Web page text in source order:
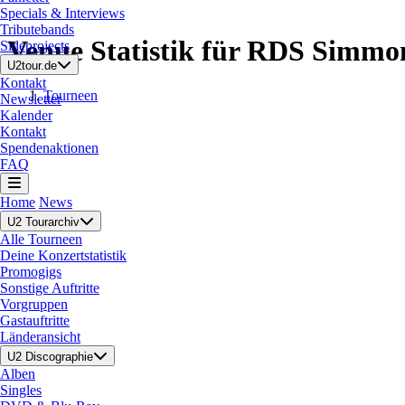
Specials & Interviews
Tributebands
Sideprojects
U2tour.de
Kontakt
Newsletter
Kalender
Kontakt
Spendenaktionen
FAQ
Home News
U2 Tourarchiv
Alle Tourneen
Deine Konzertstatistik
Promogigs
Sonstige Auftritte
Vorgruppen
Gastauftritte
Länderansicht
U2 Discographie
Alben
Singles
Venue Statistik für RDS
Tourneen